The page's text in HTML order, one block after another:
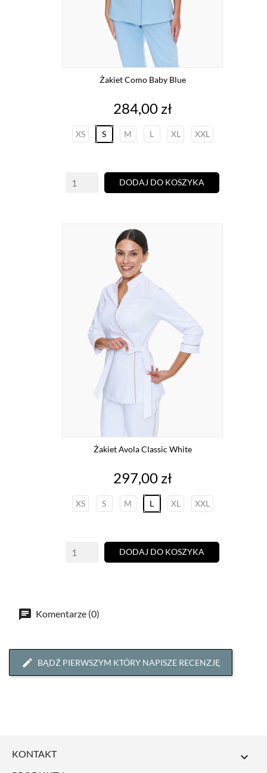
Żakiet Como Baby Blue
Cena
284,00 zł
XS S M L XL XXL
DODAJ DO KOSZYKA
Żakiet Avola Classic White
Cena
297,00 zł
XS S M L XL XXL
DODAJ DO KOSZYKA
Komentarze (0)
BĄDŹ PIERWSZYM KTÓRY NAPISZE RECENZJĘ
KONTAKT 